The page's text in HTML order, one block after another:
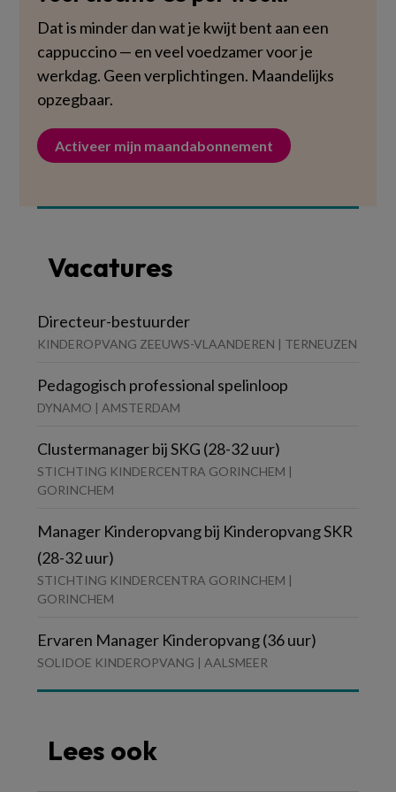
Dat is minder dan wat je kwijt bent aan een
cappuccino — en veel voedzamer voor je
werkdag. Geen verplichtingen. Maandelijks
opzegbaar.
Activeer mijn maandabonnement
Vacatures
Directeur-bestuurder
KINDEROPVANG ZEEUWS-VLAANDEREN | TERNEUZEN
Pedagogisch professional spelinloop
DYNAMO | AMSTERDAM
Clustermanager bij SKG (28-32 uur)
STICHTING KINDERCENTRA GORINCHEM |
GORINCHEM
Manager Kinderopvang bij Kinderopvang SKR
(28-32 uur)
STICHTING KINDERCENTRA GORINCHEM |
GORINCHEM
Ervaren Manager Kinderopvang (36 uur)
SOLIDOE KINDEROPVANG | AALSMEER
Lees ook